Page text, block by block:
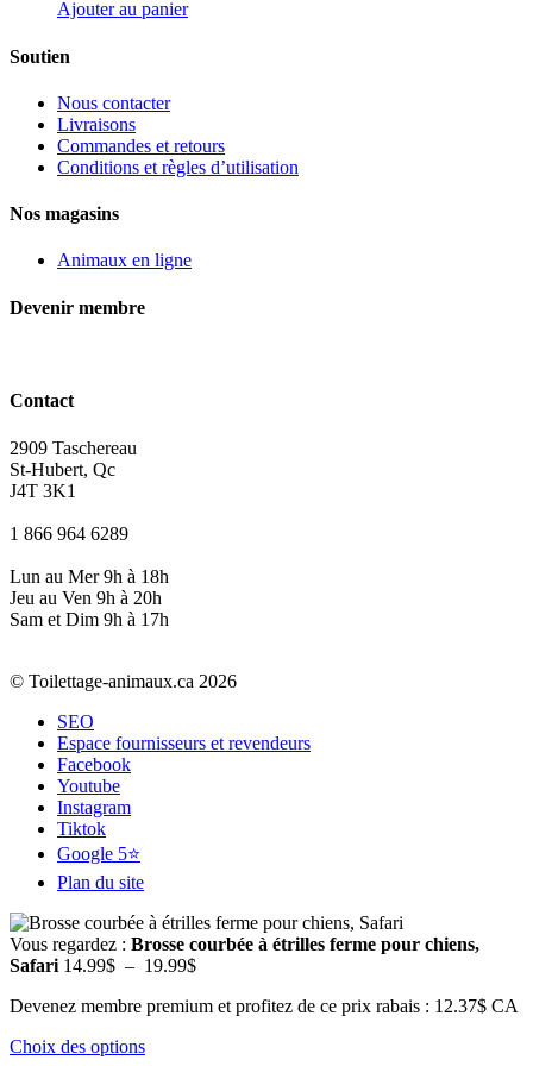
Ajouter au panier
Soutien
Nous contacter
Livraisons
Commandes et retours
Conditions et règles d’utilisation
Nos magasins
Animaux en ligne
Devenir membre
Contact
2909 Taschereau
St-Hubert, Qc
J4T 3K1
1 866 964 6289
Lun au Mer 9h à 18h
Jeu au Ven 9h à 20h
Sam et Dim 9h à 17h
© Toilettage-animaux.ca 2026
SEO
Espace fournisseurs et revendeurs
Facebook
Youtube
Instagram
Tiktok
Google 5⭐
Plan du site
Vous regardez : Brosse courbée à étrilles ferme pour chiens,
Safari 14.99$ – 19.99$Plage
prix :
Devenez membre premium et profitez de ce prix rabais : 12.37$ CA
Choix des options